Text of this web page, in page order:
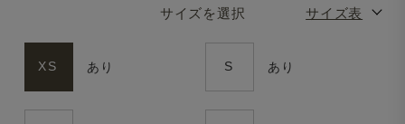
サイズを選択 サイズ表
XS あり S あり